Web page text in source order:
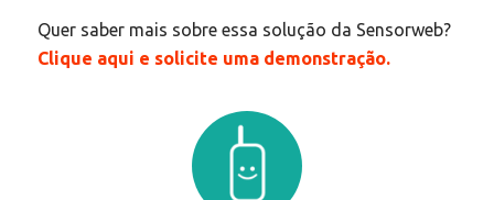
Quer saber mais sobre essa solução da Sensorweb?
Clique aqui e solicite uma demonstração.